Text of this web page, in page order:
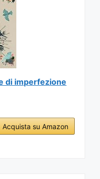
di imperfezione
Acquista su Amazon